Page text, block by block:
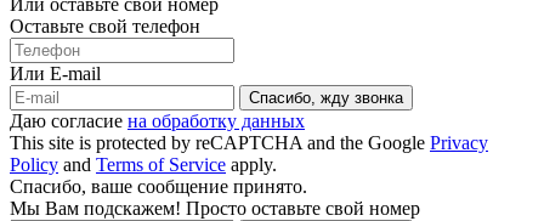
Или оставьте свой номер
Оставьте свой телефон
Или E-mail
Спасибо, жду звонка
Даю согласие на обработку данных
This site is protected by reCAPTCHA and the Google Privacy
Policy and Terms of Service apply.
Спасибо, ваше сообщение принято.
Мы Вам подскажем! Просто оставьте свой номер